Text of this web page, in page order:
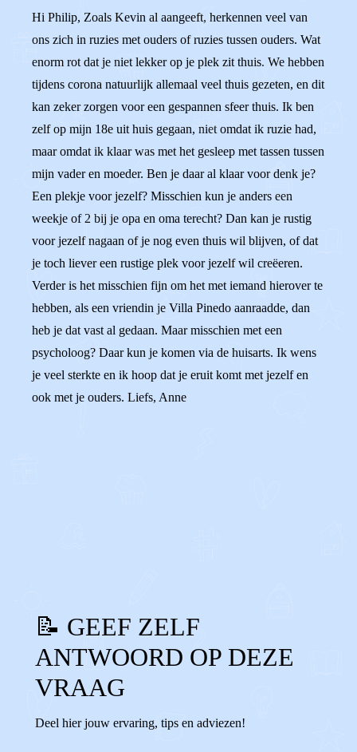
Hi Philip, Zoals Kevin al aangeeft, herkennen veel van
ons zich in ruzies met ouders of ruzies tussen ouders. Wat
enorm rot dat je niet lekker op je plek zit thuis. We hebben
tijdens corona natuurlijk allemaal veel thuis gezeten, en dit
kan zeker zorgen voor een gespannen sfeer thuis. Ik ben
zelf op mijn 18e uit huis gegaan, niet omdat ik ruzie had,
maar omdat ik klaar was met het gesleep met tassen tussen
mijn vader en moeder. Ben je daar al klaar voor denk je?
Een plekje voor jezelf? Misschien kun je anders een
weekje of 2 bij je opa en oma terecht? Dan kan je rustig
voor jezelf nagaan of je nog even thuis wil blijven, of dat
je toch liever een rustige plek voor jezelf wil creëeren.
Verder is het misschien fijn om het met iemand hierover te
hebben, als een vriendin je Villa Pinedo aanraadde, dan
heb je dat vast al gedaan. Maar misschien met een
psycholoog? Daar kun je komen via de huisarts. Ik wens
je veel sterkte en ik hoop dat je eruit komt met jezelf en
ook met je ouders. Liefs, Anne
📝 GEEF ZELF
ANTWOORD OP DEZE
VRAAG
Deel hier jouw ervaring, tips en adviezen!